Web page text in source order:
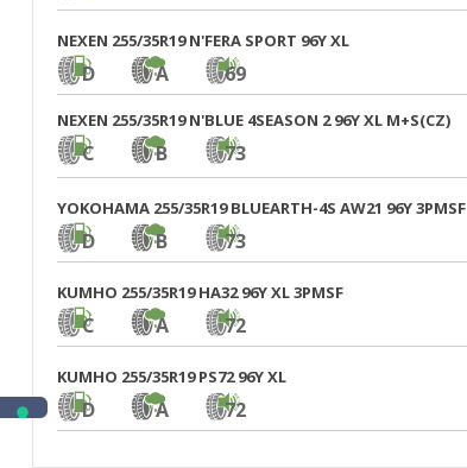
NEXEN 255/35R19 N'FERA SPORT 96Y XL
D A 69
NEXEN 255/35R19 N'BLUE 4SEASON 2 96Y XL M+S(CZ)
C B 73
YOKOHAMA 255/35R19 BLUEARTH-4S AW21 96Y 3PMSF
D B 73
KUMHO 255/35R19 HA32 96Y XL 3PMSF
C A 72
KUMHO 255/35R19 PS72 96Y XL
D A 72